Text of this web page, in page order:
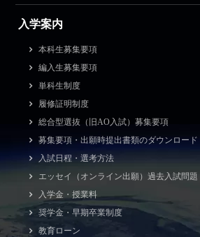
入学案内
本科生募集要項
編入生募集要項
単科生制度
履修証明制度
総合型選抜（旧AO入試）募集要項
募集要項・出願時提出書類のダウンロード
入試日程・選考方法
エッセイ（オンライン出願）過去入試問題
入学金・授業料
奨学金・早期卒業制度
教育ローン